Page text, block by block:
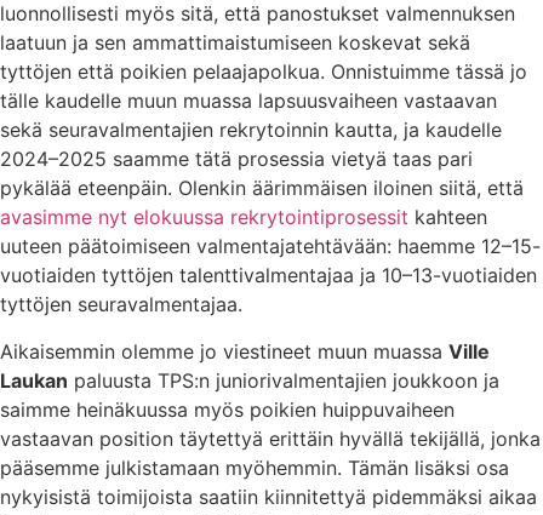
luonnollisesti myös sitä, että panostukset valmennuksen
laatuun ja sen ammattimaistumiseen koskevat sekä
tyttöjen että poikien pelaajapolkua. Onnistuimme tässä jo
tälle kaudelle muun muassa lapsuusvaiheen vastaavan
sekä seuravalmentajien rekrytoinnin kautta, ja kaudelle
2024–2025 saamme tätä prosessia vietyä taas pari
pykälää eteenpäin. Olenkin äärimmäisen iloinen siitä, että
avasimme nyt elokuussa rekrytointiprosessit kahteen
uuteen päätoimiseen valmentajatehtävään: haemme 12–15-
vuotiaiden tyttöjen talenttivalmentajaa ja 10–13-vuotiaiden
tyttöjen seuravalmentajaa.
Aikaisemmin olemme jo viestineet muun muassa Ville
Laukan paluusta TPS:n juniorivalmentajien joukkoon ja
saimme heinäkuussa myös poikien huippuvaiheen
vastaavan position täytettyä erittäin hyvällä tekijällä, jonka
pääsemme julkistamaan myöhemmin. Tämän lisäksi osa
nykyisistä toimijoista saatiin kiinnitettyä pidemmäksi aikaa